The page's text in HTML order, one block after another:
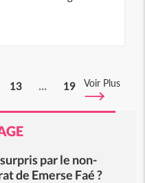
13 ... 19 Voir Plus
par le non-
de Emerse Faé ?